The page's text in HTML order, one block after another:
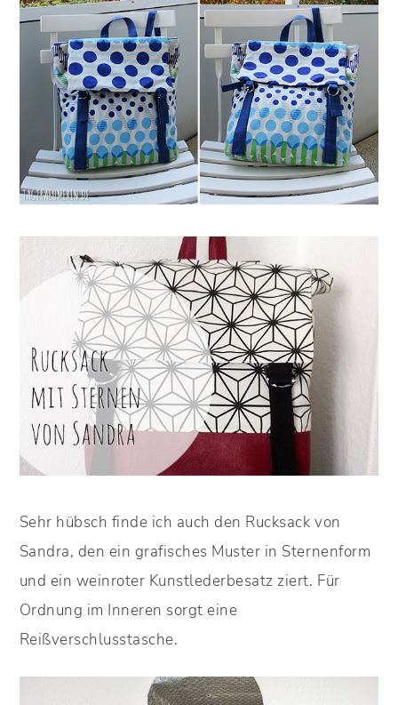
Sehr hübsch finde ich auch den Rucksack von
Sandra, den ein grafisches Muster in Sternenform
und ein weinroter Kunstlederbesatz ziert. Für
Ordnung im Inneren sorgt eine
Reißverschlusstasche.